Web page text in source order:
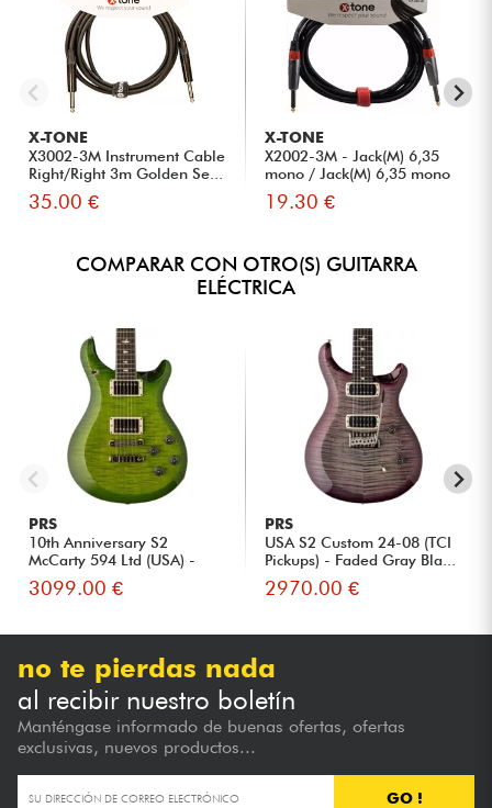
X-TONE
X3002-3M Instrument Cable
Right/Right 3m Golden Se...
35.00 €
X-TONE
X2002-3M - Jack(M) 6,35
mono / Jack(M) 6,35 mono
S...
19.30 €
COMPARAR CON OTRO(S) GUITARRA
ELÉCTRICA
PRS
10th Anniversary S2
McCarty 594 Ltd (USA) -
Eriza ...
3099.00 €
PRS
USA S2 Custom 24-08 (TCI
Pickups) - Faded Gray Bla...
2970.00 €
no te pierdas nada
al recibir nuestro boletín
Manténgase informado de buenas ofertas, ofertas
exclusivas, nuevos productos...
GO !